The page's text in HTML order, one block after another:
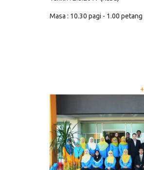
Masa : 10.30 pagi - 1.00 petang
+